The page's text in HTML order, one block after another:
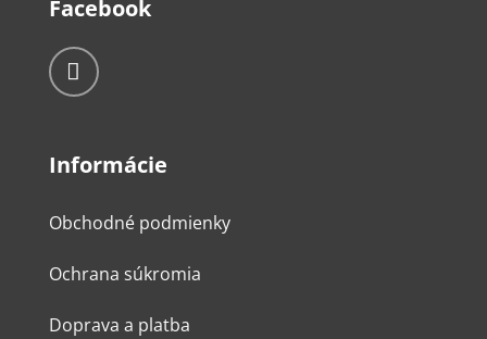
Facebook
Informácie
Obchodné podmienky
Ochrana súkromia
Doprava a platba